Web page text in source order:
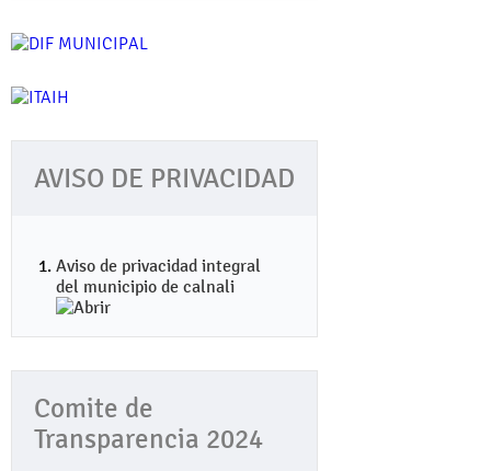
AVISO DE PRIVACIDAD
Aviso de privacidad integral
del municipio de calnali
Comite de
Transparencia 2024